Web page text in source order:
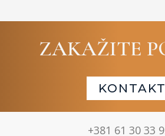
ZAKAŽITE
KONTAKT
+381 61 30 33